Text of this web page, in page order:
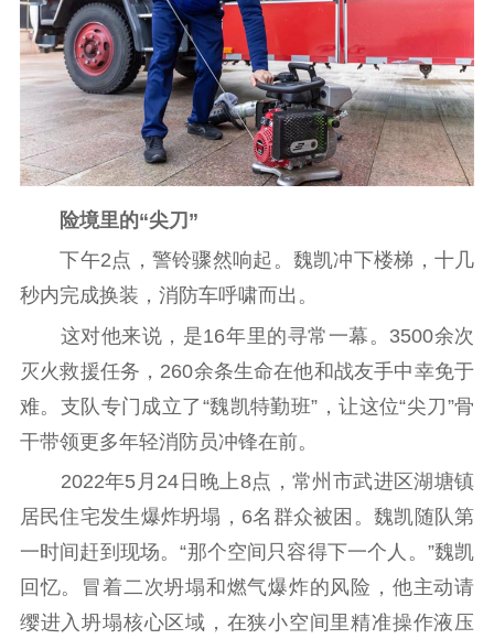
电影
服务
理论宣讲
共建共享平台
政工继续教育学
习平台
责任编辑注册
业务申报系统
险境里的“尖刀”
下午2点，警铃骤然响起。魏凯冲下楼梯，十几
秒内完成换装，消防车呼啸而出。
这对他来说，是16年里的寻常一幕。3500余次
灭火救援任务，260余条生命在他和战友手中幸免于
难。支队专门成立了“魏凯特勤班”，让这位“尖刀”骨
干带领更多年轻消防员冲锋在前。
2022年5月24日晚上8点，常州市武进区湖塘镇
居民住宅发生爆炸坍塌，6名群众被困。魏凯随队第
一时间赶到现场。“那个空间只容得下一个人。”魏凯
回忆。冒着二次坍塌和燃气爆炸的风险，他主动请
缨进入坍塌核心区域，在狭小空间里精准操作液压